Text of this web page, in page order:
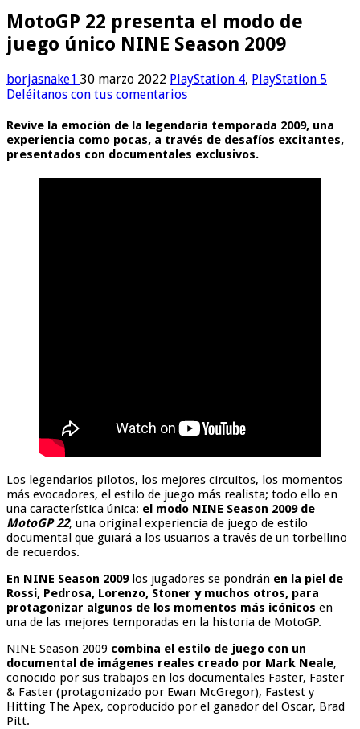
MotoGP 22 presenta el modo de
juego único NINE Season 2009
borjasnake1 30 marzo 2022 PlayStation 4, PlayStation 5
Deléitanos con tus comentarios
Revive la emoción de la legendaria temporada 2009, una
experiencia como pocas, a través de desafíos excitantes,
presentados con documentales exclusivos.
Los legendarios pilotos, los mejores circuitos, los momentos
más evocadores, el estilo de juego más realista; todo ello en
una característica única: el modo NINE Season 2009 de
MotoGP 22, una original experiencia de juego de estilo
documental que guiará a los usuarios a través de un torbellino
de recuerdos.
En NINE Season 2009los jugadores se pondrán en la piel de
Rossi, Pedrosa, Lorenzo, Stoner y muchos otros, para
protagonizar algunos de los momentos más icónicos en
una de las mejores temporadas en la historia de MotoGP.
NINE Season 2009 combina el estilo de juego con un
documental de imágenes reales creado por Mark Neale,
conocido por sus trabajos en los documentales Faster, Faster
& Faster (protagonizado por Ewan McGregor), Fastest y
Hitting The Apex, coproducido por el ganador del Oscar, Brad
Pitt.